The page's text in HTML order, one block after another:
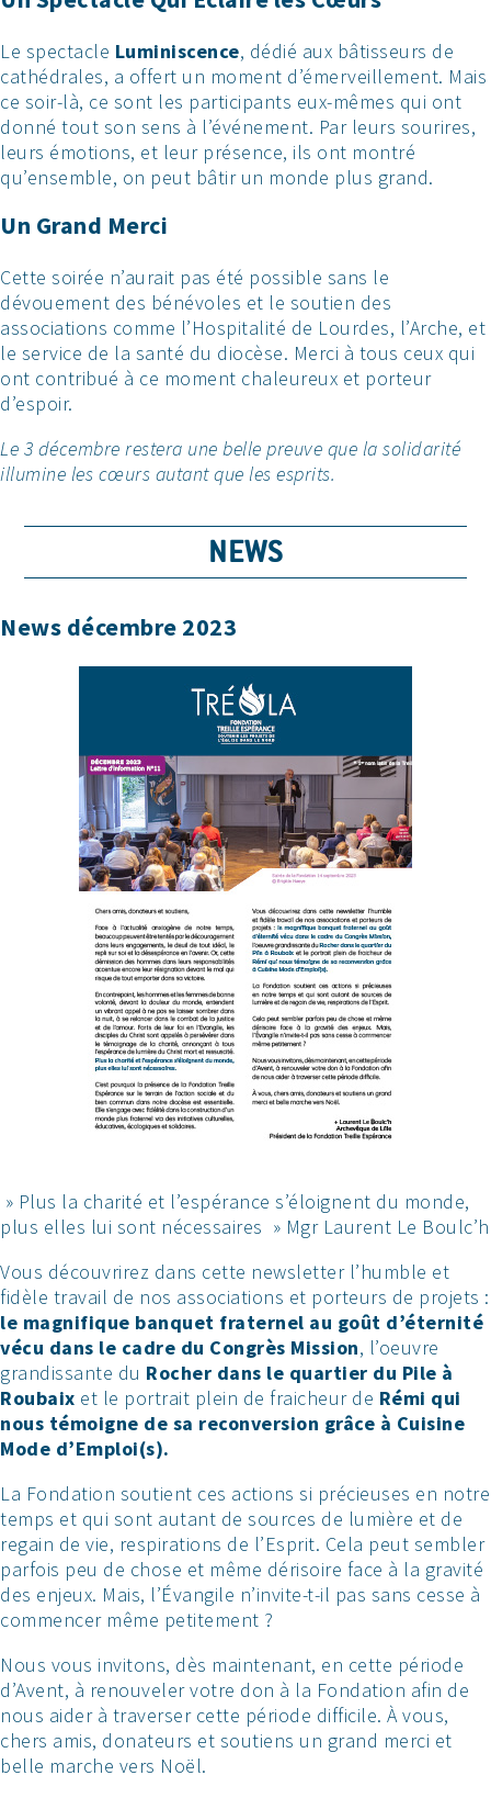
Le spectacle Luminiscence, dédié aux bâtisseurs de
cathédrales, a offert un moment d’émerveillement. Mais
ce soir-là, ce sont les participants eux-mêmes qui ont
donné tout son sens à l’événement. Par leurs sourires,
leurs émotions, et leur présence, ils ont montré
qu’ensemble, on peut bâtir un monde plus grand.
Un Grand Merci
Cette soirée n’aurait pas été possible sans le
dévouement des bénévoles et le soutien des
associations comme l’Hospitalité de Lourdes, l’Arche, et
le service de la santé du diocèse. Merci à tous ceux qui
ont contribué à ce moment chaleureux et porteur
d’espoir.
Le 3 décembre restera une belle preuve que la solidarité
illumine les cœurs autant que les esprits.
NEWS
News décembre 2023
» Plus la charité et l’espérance s’éloignent du monde,
plus elles lui sont nécessaires » Mgr Laurent Le Boulc’h
Vous découvrirez dans cette newsletter l’humble et
fidèle travail de nos associations et porteurs de projets :
le magnifique banquet fraternel au goût d’éternité
vécu dans le cadre du Congrès Mission, l’oeuvre
grandissante du Rocher dans le quartier du Pile à
Roubaix et le portrait plein de fraicheur de Rémi qui
nous témoigne de sa reconversion grâce à Cuisine
Mode d’Emploi(s).
La Fondation soutient ces actions si précieuses en notre
temps et qui sont autant de sources de lumière et de
regain de vie, respirations de l’Esprit. Cela peut sembler
parfois peu de chose et même dérisoire face à la gravité
des enjeux. Mais, l’Évangile n’invite-t-il pas sans cesse à
commencer même petitement ?
Nous vous invitons, dès maintenant, en cette période
d’Avent, à renouveler votre don à la Fondation afin de
nous aider à traverser cette période difficile. À vous,
chers amis, donateurs et soutiens un grand merci et
belle marche vers Noël.